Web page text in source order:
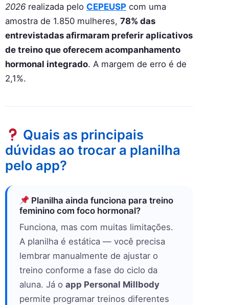
2026 realizada pelo CEPEUSP com uma
amostra de 1.850 mulheres, 78% das
entrevistadas afirmaram preferir aplicativos
de treino que oferecem acompanhamento
hormonal integrado. A margem de erro é de
2,1%.
Quais as principais
dúvidas ao trocar a planilha
pelo app?
Planilha ainda funciona para treino
feminino com foco hormonal?
Funciona, mas com muitas limitações.
A planilha é estática — você precisa
lembrar manualmente de ajustar o
treino conforme a fase do ciclo da
aluna. Já o app Personal Millbody
permite programar treinos diferentes